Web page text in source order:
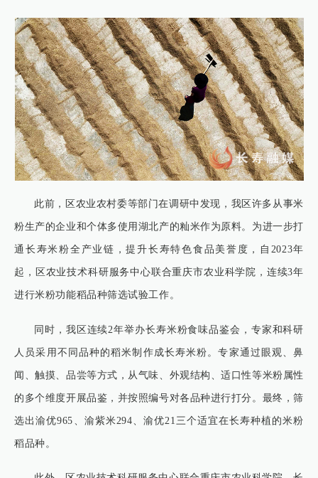
此前，区农业农村委等部门在调研中发现，我区许多从事米
粉生产的企业和个体多使用湖北产的籼米作为原料。为进一步打
通长寿米粉全产业链，提升长寿特色食品美誉度，自2023年
起，区农业技术科研服务中心联合重庆市农业科学院，连续3年
进行米粉功能稻品种筛选试验工作。
同时，我区连续2年举办长寿米粉食味品鉴会，专家和科研
人员采用不同品种的稻米制作成长寿米粉。专家通过眼观、鼻
闻、触摸、品尝等方式，从气味、外观结构、适口性等米粉属性
的多个维度开展品鉴，并按照编号对各品种进行打分。最终，筛
选出渝优965、渝紫米294、渝优21三个适宜在长寿种植的米粉
稻品种。